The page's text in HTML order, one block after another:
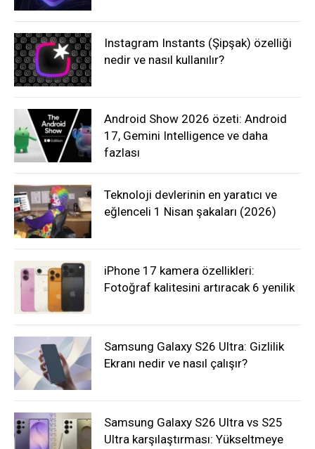
Instagram Instants (Şipşak) özelliği
nedir ve nasıl kullanılır?
Android Show 2026 özeti: Android
17, Gemini Intelligence ve daha
fazlası
Teknoloji devlerinin en yaratıcı ve
eğlenceli 1 Nisan şakaları (2026)
iPhone 17 kamera özellikleri:
Fotoğraf kalitesini artıracak 6 yenilik
Samsung Galaxy S26 Ultra: Gizlilik
Ekranı nedir ve nasıl çalışır?
Samsung Galaxy S26 Ultra vs S25
Ultra karşılaştırması: Yükseltmeye